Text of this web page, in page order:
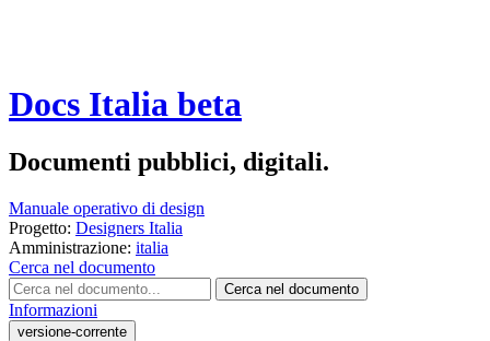
Docs Italia beta
Documenti pubblici, digitali.
Manuale operativo di design
Progetto: Designers Italia
Amministrazione: italia
Cerca nel documento
Cerca nel documento
Informazioni
versione-corrente